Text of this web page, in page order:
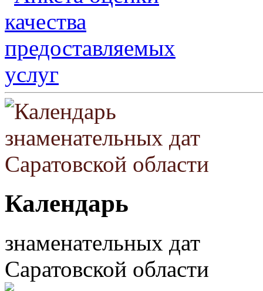
Календарь
знаменательных дат
Саратовской области